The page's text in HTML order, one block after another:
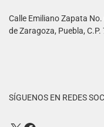
Calle Emiliano Zapata
de Zaragoza, Puebla,
SÍGUENOS EN REDES